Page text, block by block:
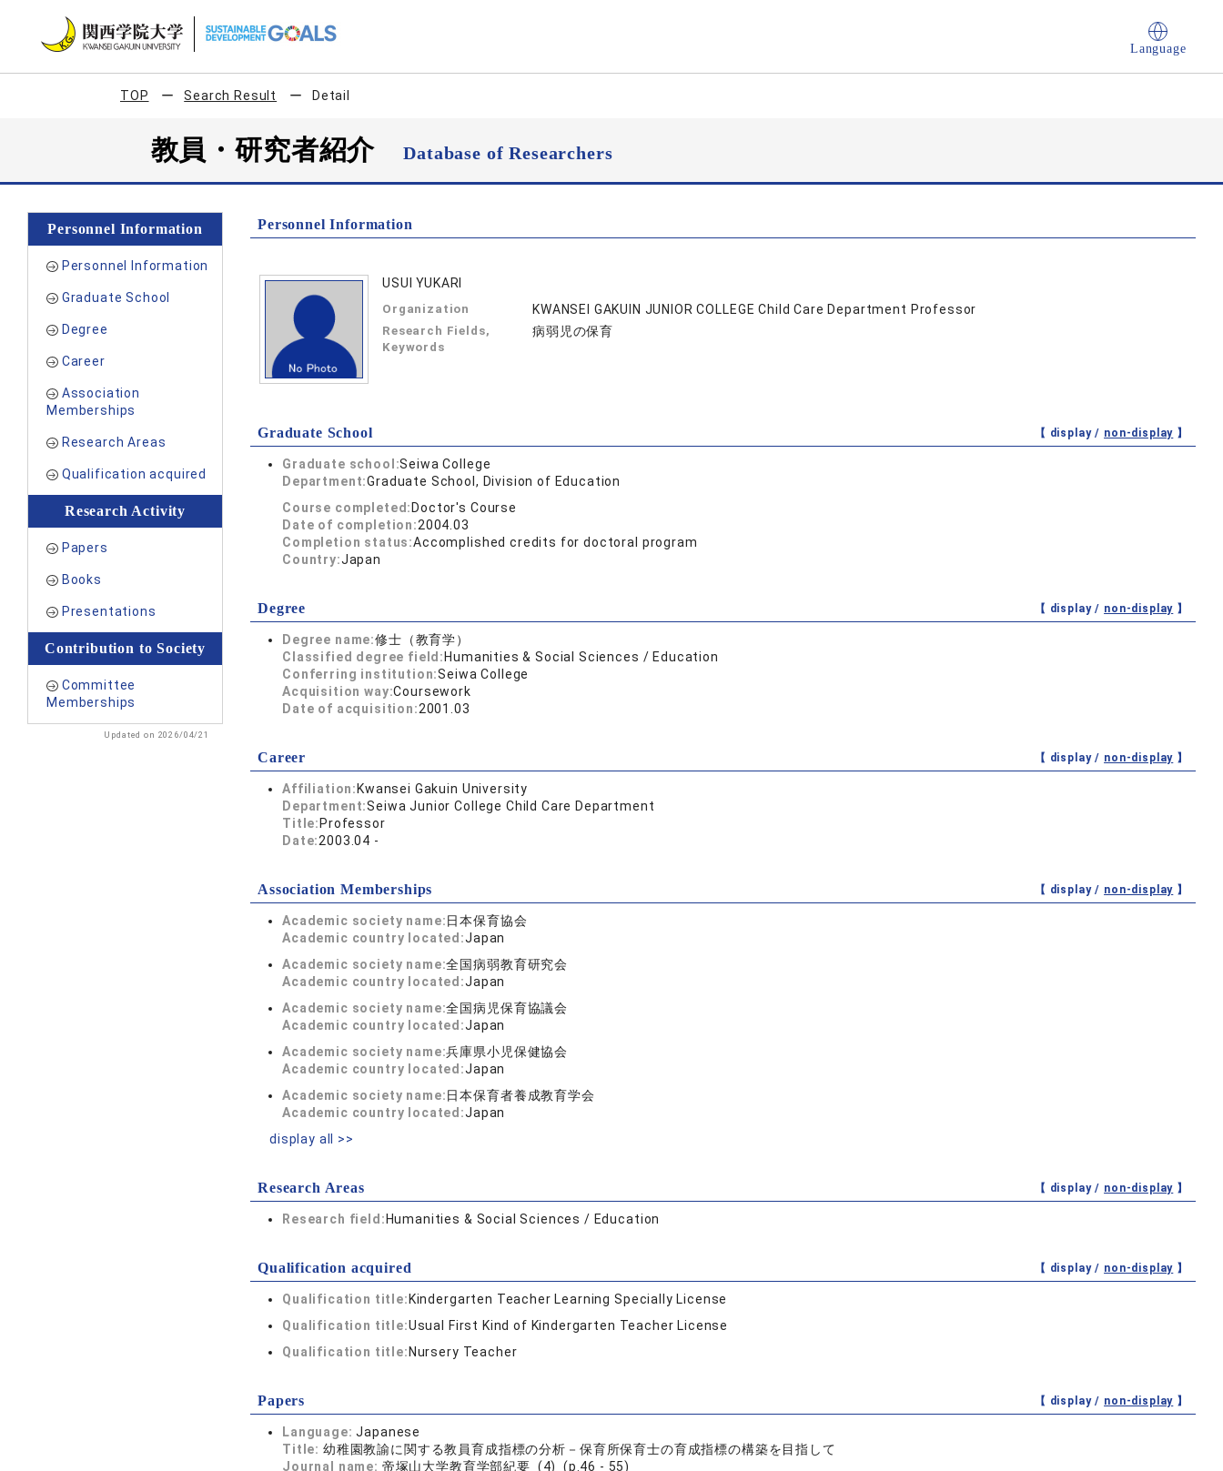
Language
TOP Search Result Detail
教員・研究者紹介Database of Researchers
Personnel Information
Personnel Information
Graduate School
Degree
Career
Association
Memberships
Research Areas
Qualification acquired
Research Activity
Papers
Books
Presentations
Contribution to Society
Committee
Memberships
Updated on 2026/04/21
Personnel Information
USUI YUKARI
Organization KWANSEI GAKUIN JUNIOR COLLEGE Child Care Department Professor
Research Fields,
Keywords
病弱児の保育
Graduate School 【 display / non-display 】
Graduate school:Seiwa College
Department:Graduate School, Division of Education
Course completed: Doctor's Course
Date of completion:2004.03
Completion status:Accomplished credits for doctoral program
Country:Japan
Degree 【 display / non-display 】
Degree name:修士（教育学）
Classified degree field: Humanities & Social Sciences / Education
Conferring institution:Seiwa College
Acquisition way:Coursework
Date of acquisition:2001.03
Career 【 display / non-display 】
Affiliation: Kwansei Gakuin University
Department:Seiwa Junior College Child Care Department
Title: Professor
Date:2003.04 -
Association Memberships 【 display / non-display 】
Academic society name:日本保育協会
Academic country located:Japan
Academic society name:全国病弱教育研究会
Academic country located:Japan
Academic society name:全国病児保育協議会
Academic country located:Japan
Academic society name:兵庫県小児保健協会
Academic country located:Japan
Academic society name:日本保育者養成教育学会
Academic country located:Japan
display all >>
Research Areas 【 display / non-display 】
Research field: Humanities & Social Sciences / Education
Qualification acquired 【 display / non-display 】
Qualification title: Kindergarten Teacher Learning Specially License
Qualification title:Usual First Kind of Kindergarten Teacher License
Qualification title: Nursery Teacher
Papers 【 display / non-display 】
Language:Japanese
Title: 幼稚園教諭に関する教員育成指標の分析－保育所保育士の育成指標の構築を目指して
Journal name: 帝塚山大学教育学部紀要 (4) (p.46 - 55)